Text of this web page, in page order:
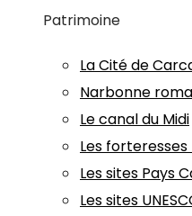
Patrimoine
La Cité de
Narbonne
Le canal du Midi
Les
Les sites Pays
Les sites